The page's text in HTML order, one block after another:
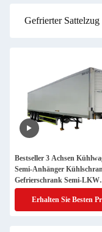
Gefrierter Sattelzug
Bestseller 3 Achsen
Semi-Anhänger
Gefrierschrank Semi-LKW
Anhänger
Erhalten Sie Besten